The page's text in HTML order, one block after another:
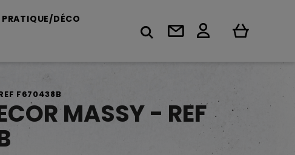
PRATIQUE/DÉCO
F670438B
MASSY - REF